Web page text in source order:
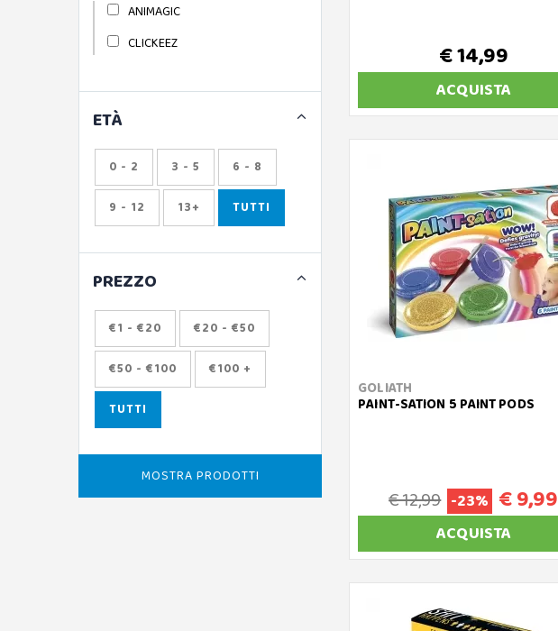
€ 14,99
ACQUISTA
GOLIATH
PAINT-SATION 5 PAINT PODS
€ 12,99 -23% € 9,99
ACQUISTA
ANIMAGIC
CLICKEEZ
ETÀ
0 - 2 3 - 5 6 - 8
9 - 12 13+ TUTTI
PREZZO
€1 - €20 €20 - €50
€50 - €100 €100 +
TUTTI
MOSTRA PRODOTTI